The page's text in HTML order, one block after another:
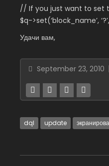
// If you just want to set
$q->set(‘block_name’,
Удачи вам,
September 23, 2010
dql update